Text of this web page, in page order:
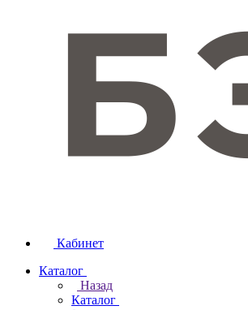
Кабинет
Каталог
Назад
Каталог